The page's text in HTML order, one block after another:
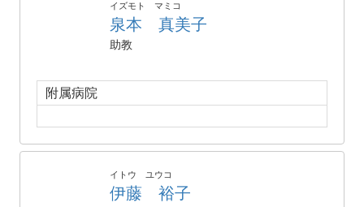
イズモト マミコ
泉本 真美子
助教
附属病院
イトウ ユウコ
伊藤 裕子